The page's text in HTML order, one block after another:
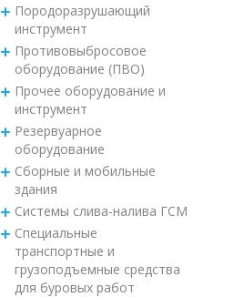
Породоразрушающий
инструмент
Противовыбросовое
оборудование (ПВО)
Прочее оборудование и
инструмент
Резервуарное
оборудование
Сборные и мобильные
здания
Системы слива-налива ГСМ
Специальные
транспортные и
грузоподъемные средства
для буровых работ